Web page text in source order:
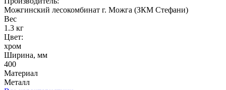
Можгинский лесокомбинат г. Можга (ЗКМ Стефани)
Вес
1.3 кг
Цвет:
хром
Ширина, мм
400
Материал
Металл